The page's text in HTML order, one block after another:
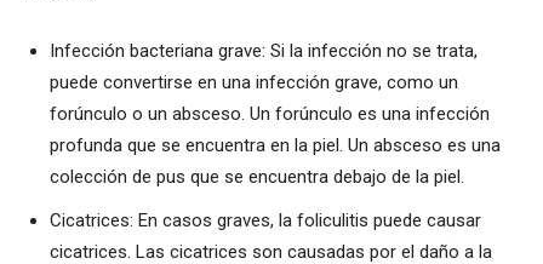
Infección bacteriana grave: Si la infección no se trata,
puede convertirse en una infección grave, como un
forúnculo o un absceso. Un forúnculo es una infección
profunda que se encuentra en la piel. Un absceso es una
colección de pus que se encuentra debajo de la piel.
Cicatrices: En casos graves, la foliculitis puede causar
cicatrices. Las cicatrices son causadas por el daño a la